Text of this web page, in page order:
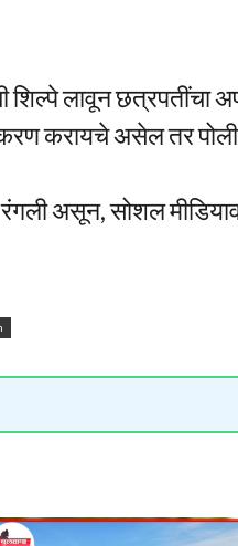
शिल्पे लावून छत्रपतींचा
करायचे असेल तर
रंगली असून, सोशल